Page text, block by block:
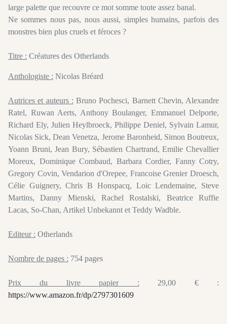
large palette que recouvre ce mot somme toute assez banal.
Ne sommes nous pas, nous aussi, simples humains, parfois des
monstres bien plus cruels et féroces ?
Titre : Créatures des Otherlands
Anthologiste : Nicolas Bréard
Autrices et auteurs : Bruno Pochesci, Barnett Chevin, Alexandre
Ratel, Ruwan Aerts, Anthony Boulanger, Emmanuel Delporte,
Richard Ely, Julien Heylbroeck, Philippe Deniel, Sylvain Lamur,
Nicolas Sick, Dean Venetza, Jerome Baronheid, Simon Boutreux,
Yoann Bruni, Jean Bury, Sébastien Chartrand, Emilie Chevallier
Moreux, Dominique Combaud, Barbara Cordier, Fanny Cotry,
Gregory Covin, Vendarion d'Orepee, Francoise Grenier Droesch,
Célie Guignery, Chris B Honspacq, Loic Lendemaine, Steve
Martins, Danny Mienski, Rachel Rostalski, Beatrice Ruffie
Lacas, So-Chan, Artikel Unbekannt et Teddy Wadble.
Editeur : Otherlands
Nombre de pages : 754 pages
Prix du livre papier : 29,00 € :
https://www.amazon.fr/dp/2797301609